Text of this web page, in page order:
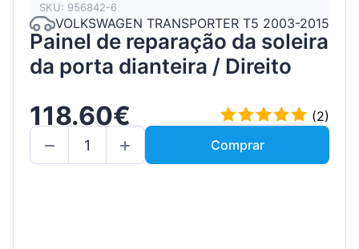
SKU: 956842-6
VOLKSWAGEN TRANSPORTER T5 2003-2015
Painel de reparação da soleira
da porta dianteira / Direito
118.60€
(2)
Comprar